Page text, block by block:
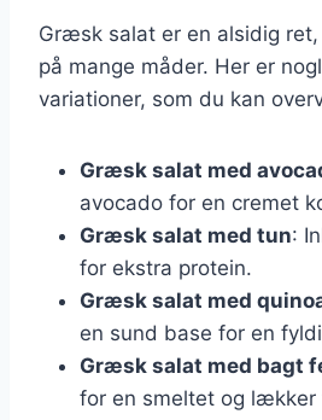
Græsk salat er en alsidig
på mange måder. Her er
variationer, som du kan
Græsk salat med
avocado for en cremet
Græsk salat med tun:
for ekstra protein.
Græsk salat med
en sund base for en
Græsk salat med bagt
for en smeltet og lækker